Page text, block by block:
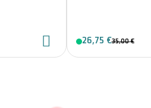
26,75 €35,00 €